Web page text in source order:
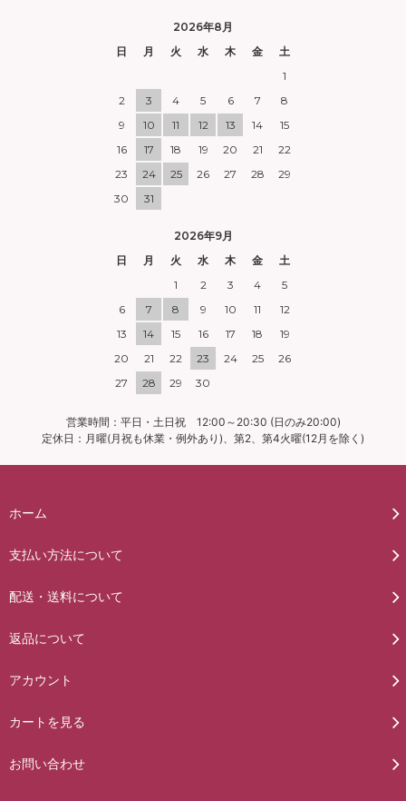
2026年8月
日
月 火 水 木 金
土
1
2
3 4 5 6 7
8
9
10 11 12 13 14
15
16
17 18 19 20 21
22
23
24 25 26 27 28
29
30
31
2026年9月
日
月 火 水 木 金
土
1
2 3 4
5
6
7 8 9 10 11
12
13
14 15 16 17 18
19
20
21 22 23 24 25
26
27
28 29 30
営業時間：平日・土日祝 12:00～20:30 (日のみ20:00)
定休日：月曜(月祝も休業・例外あり)、第2、第4火曜(12月を除く)
ホーム
支払い方法について
配送・送料について
返品について
アカウント
カートを見る
お問い合わせ